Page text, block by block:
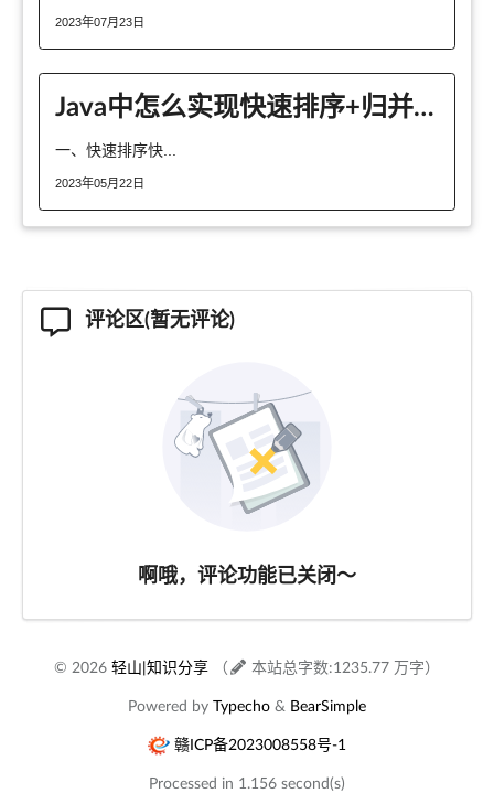
2023年07月23日
Java中怎么实现快速排序+归并排序
一、快速排序快...
2023年05月22日
评论区(暂无评论)
啊哦，评论功能已关闭～
© 2026轻山|知识分享 （ 本站总字数:1235.77 万字）
Powered by Typecho & BearSimple
赣ICP备2023008558号-1
Processed in 1.156 second(s)